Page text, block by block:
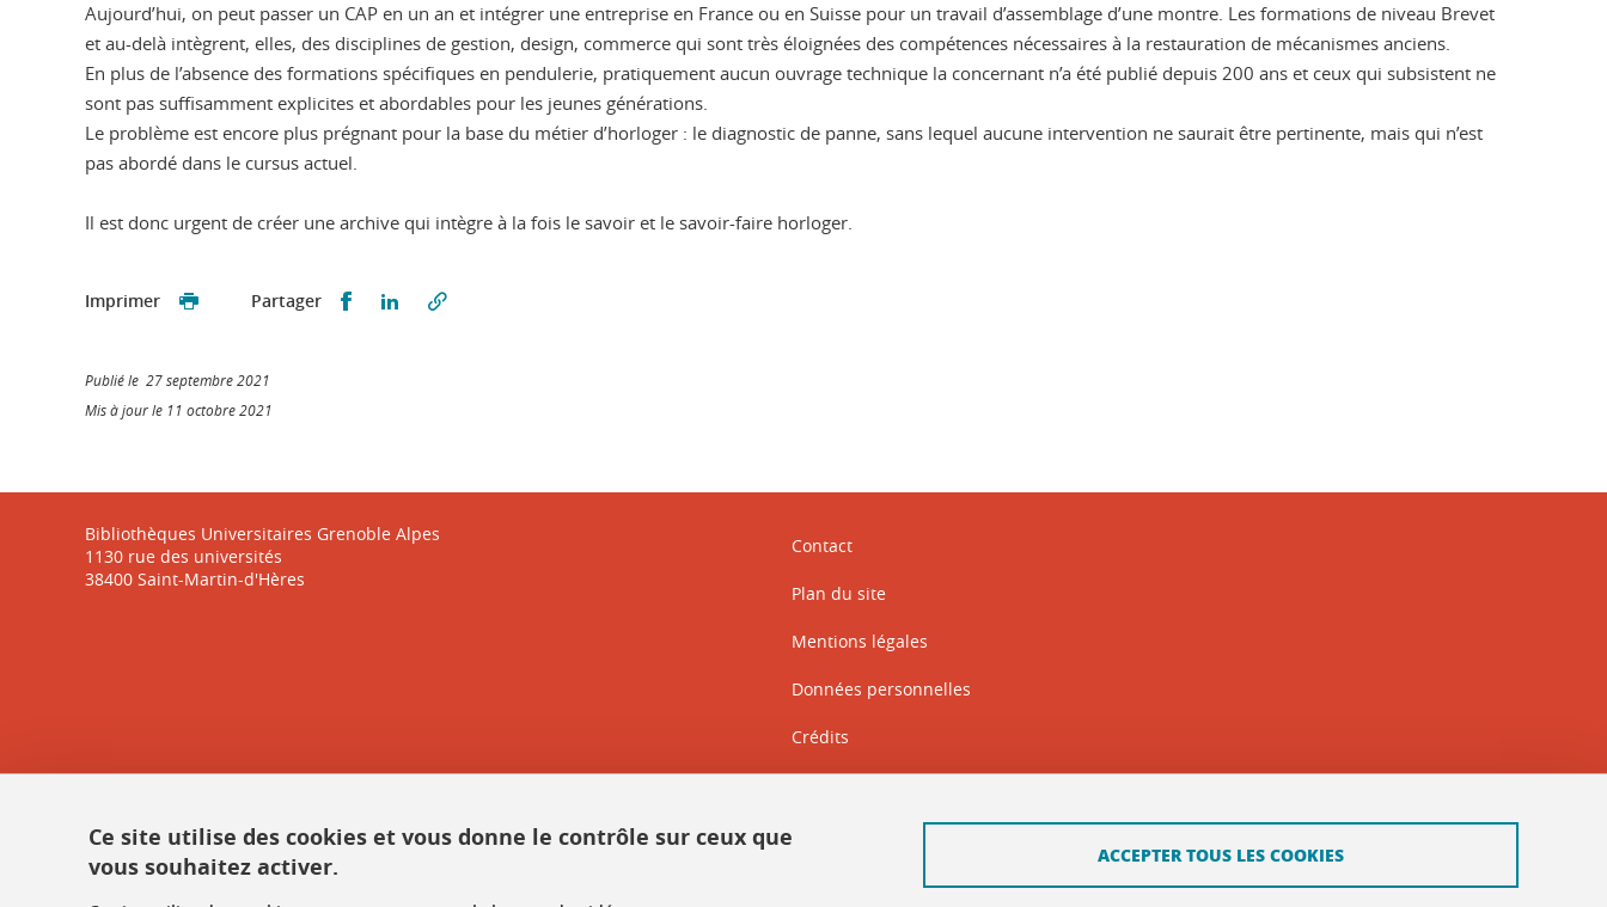
Aujourd’hui, on peut passer un CAP en un an et intégrer une entreprise en France ou en Suisse pour un travail d’assemblage d’une montre. Les formations de niveau Brevet
et au-delà intègrent, elles, des disciplines de gestion, design, commerce qui sont très éloignées des compétences nécessaires à la restauration de mécanismes anciens.
En plus de l’absence des formations spécifiques en pendulerie, pratiquement aucun ouvrage technique la concernant n’a été publié depuis 200 ans et ceux qui subsistent ne
sont pas suffisamment explicites et abordables pour les jeunes générations.
Le problème est encore plus prégnant pour la base du métier d’horloger : le diagnostic de panne, sans lequel aucune intervention ne saurait être pertinente, mais qui n’est
pas abordé dans le cursus actuel.
Il est donc urgent de créer une archive qui intègre à la fois le savoir et le savoir-faire horloger.
Imprimer Partager Partager sur Facebook
Partager sur LinkedIn
Publié le 27 septembre 2021
Mis à jour le 11 octobre 2021
Bibliothèques Universitaires Grenoble Alpes
1130 rue des universités
38400 Saint-Martin-d'Hères
Contact
Plan du site
Mentions légales
Données personnelles
Crédits
Intranet DGD BAPSO - réseau doc
Gestion des cookies
Ce site utilise des cookies et vous donne le contrôle sur ceux que
vous souhaitez activer.
ACCEPTER TOUS LES COOKIES